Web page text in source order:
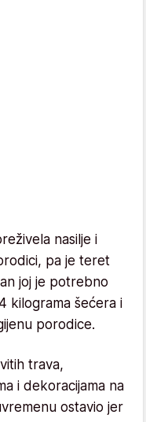
nasilje i
pa je teret
joj je potrebno
kilograma šećera i
porodice.
trava,
i dekoracijama na
ostavio jer